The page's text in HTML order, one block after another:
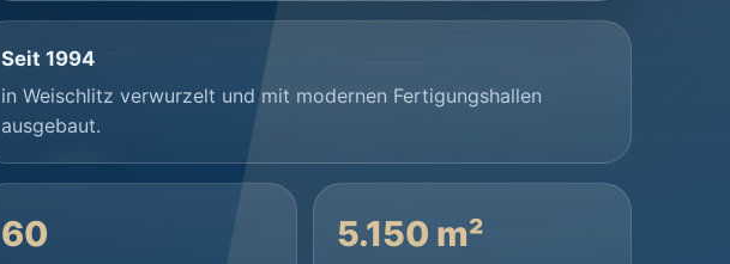
Seit 1994
in Weischlitz verwurzelt und mit modernen Fertigungshallen
ausgebaut.
60 5.150 m²